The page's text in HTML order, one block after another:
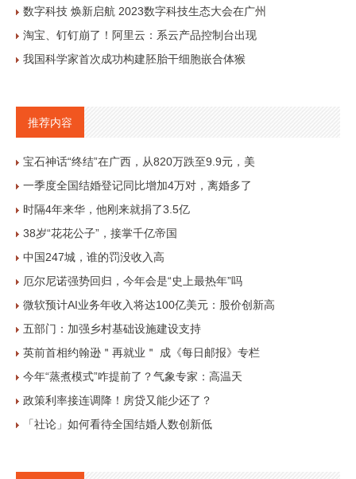
数字科技 焕新启航 2023数字科技生态大会在广州
淘宝、钉钉崩了！阿里云：系云产品控制台出现
我国科学家首次成功构建胚胎干细胞嵌合体猴
推荐内容
宝石神话“终结”在广西，从820万跌至9.9元，美
一季度全国结婚登记同比增加4万对，离婚多了
时隔4年来华，他刚来就捐了3.5亿
38岁“花花公子”，接掌千亿帝国
中国247城，谁的罚没收入高
厄尔尼诺强势回归，今年会是“史上最热年”吗
微软预计AI业务年收入将达100亿美元：股价创新高
五部门：加强乡村基础设施建设支持
英前首相约翰逊＂再就业＂ 成《每日邮报》专栏
今年“蒸煮模式”咋提前了？气象专家：高温天
政策利率接连调降！房贷又能少还了？
「社论」如何看待全国结婚人数创新低